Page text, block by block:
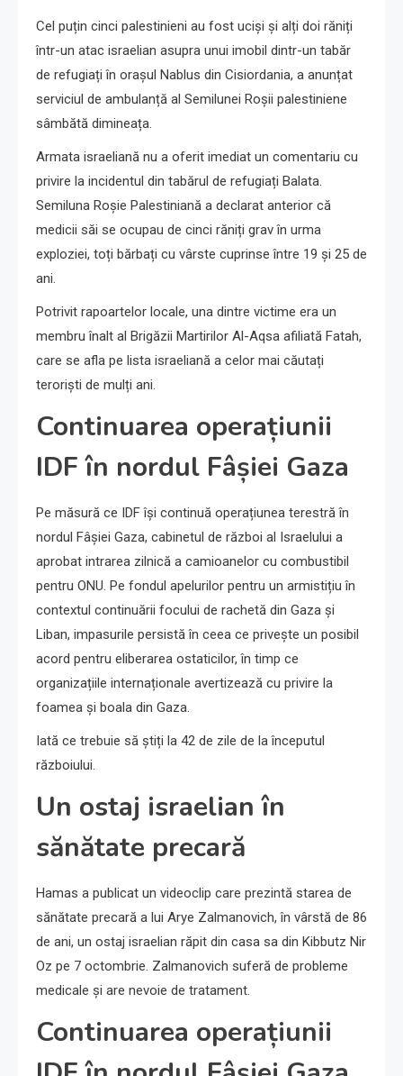
Cel puțin cinci palestinieni au fost uciși și alți doi răniți
într-un atac israelian asupra unui imobil dintr-un tabăr
de refugiați în orașul Nablus din Cisiordania, a anunțat
serviciul de ambulanță al Semilunei Roșii palestiniene
sâmbătă dimineața.
Armata israeliană nu a oferit imediat un comentariu cu
privire la incidentul din tabărul de refugiați Balata.
Semiluna Roșie Palestiniană a declarat anterior că
medicii săi se ocupau de cinci răniți grav în urma
exploziei, toți bărbați cu vârste cuprinse între 19 și 25 de
ani.
Potrivit rapoartelor locale, una dintre victime era un
membru înalt al Brigăzii Martirilor Al-Aqsa afiliată Fatah,
care se afla pe lista israeliană a celor mai căutați
teroriști de mulți ani.
Continuarea operațiunii
IDF în nordul Fâșiei Gaza
Pe măsură ce IDF își continuă operațiunea terestră în
nordul Fâșiei Gaza, cabinetul de război al Israelului a
aprobat intrarea zilnică a camioanelor cu combustibil
pentru ONU. Pe fondul apelurilor pentru un armistițiu în
contextul continuării focului de rachetă din Gaza și
Liban, impasurile persistă în ceea ce privește un posibil
acord pentru eliberarea ostaticilor, în timp ce
organizațiile internaționale avertizează cu privire la
foamea și boala din Gaza.
Iată ce trebuie să știți la 42 de zile de la începutul
războiului.
Un ostaj israelian în
sănătate precară
Hamas a publicat un videoclip care prezintă starea de
sănătate precară a lui Arye Zalmanovich, în vârstă de 86
de ani, un ostaj israelian răpit din casa sa din Kibbutz Nir
Oz pe 7 octombrie. Zalmanovich suferă de probleme
medicale și are nevoie de tratament.
Continuarea operațiunii